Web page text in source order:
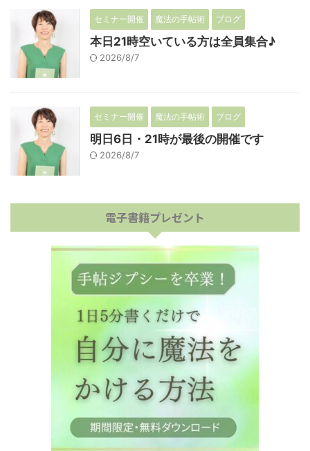
セミナー開催 魔法の手帖術 ブログ
本日21時空いている方は全員集合♪
2026/8/7
セミナー開催 魔法の手帖術 ブログ
明日6日・21時が最後の開催です
2026/8/7
電子書籍プレゼント